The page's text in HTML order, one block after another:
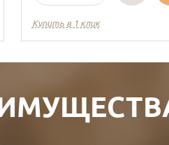
Купить в 1 клик